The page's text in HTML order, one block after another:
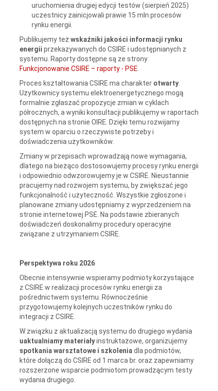
uruchomienia drugiej edycji testów (sierpień 2025)
uczestnicy zainicjowali prawie 15 mln procesów
rynku energii.
Publikujemy też wskaźniki jakości informacji rynku
energii przekazywanych do CSIRE i udostępnianych z
systemu. Raporty dostępne są ze strony
Funkcjonowanie CSIRE – raporty - PSE
Proces kształtowania CSIRE ma charakter otwarty
Użytkownicy systemu elektroenergetycznego mogą
formalnie zgłaszać propozycje zmian w cyklach
półrocznych, a wyniki konsultacji publikujemy w raportach
dostępnych na stronie OIRE. Dzięki temu rozwijamy
system w oparciu o rzeczywiste potrzeby i
doświadczenia użytkowników.
Zmiany w przepisach wprowadzają nowe wymagania,
dlatego na bieżąco dostosowujemy procesy rynku energii
i odpowiednio odwzorowujemy je w CSIRE. Nieustannie
pracujemy nad rozwojem systemu, by zwiększać jego
funkcjonalność i użyteczność. Wszystkie zgłoszone i
planowane zmiany udostępniamy z wyprzedzeniem na
stronie internetowej PSE. Na podstawie zbieranych
doświadczeń doskonalimy procedury operacyjne
związane z utrzymaniem CSIRE.
Perspektywa roku 2026
Obecnie intensywnie wspieramy podmioty korzystające
z CSIRE w realizacji procesów rynku energii za
pośrednictwem systemu. Równocześnie
przygotowujemy kolejnych uczestników rynku do
integracji z CSIRE.
W związku z aktualizacją systemu do drugiego wydania
uaktualniamy materiałyinstruktażowe, organizujemy
spotkania warsztatowe i szkolenia dla podmiotów,
które dołączą do CSIRE od 1 marca br. oraz zapewniamy
rozszerzone wsparcie podmiotom prowadzącym testy
wydania drugiego.